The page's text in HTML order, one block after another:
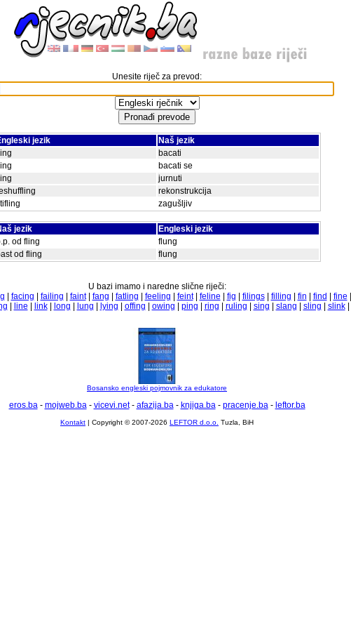
Unesite riječ za prevod:
jezik
Naš jezik
bacati
bacati se
jurnuti
rekonstrukcija
zagušljiv
jezik
Engleski jezik
od fling
flung
od fling
flung
U bazi imamo i naredne slične riječi:
facing failing faint| fang fatling feeling feint| feline fig filings| filling fin find fine
line link| long lung lying offing owing ping ring ruling sing slang sling slink|
Bosansko engleski pojmovnik za edukatore
eros.ba- mojweb.ba- vicevi.net- afazija.ba- knjiga.ba- pracenje.ba- leftor.ba
Kontakt | Copyright © 2007-2026 LEFTOR d.o.o. Tuzla, BiH